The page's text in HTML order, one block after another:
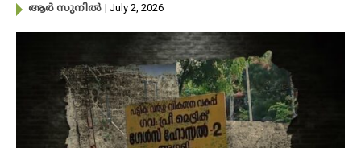
ആർ സുനിൽ | July 2, 2026